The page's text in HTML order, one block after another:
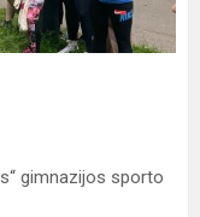
gimnazijos sporto